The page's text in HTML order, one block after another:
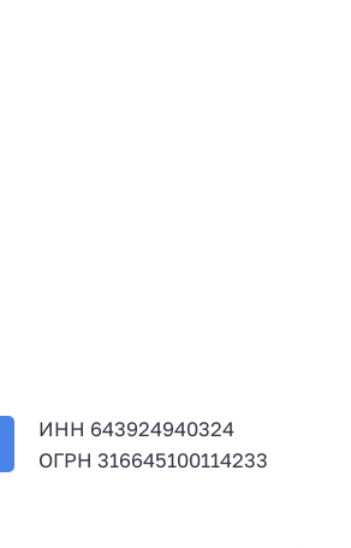
ИНН 643924940324
ОГРН 316645100114233